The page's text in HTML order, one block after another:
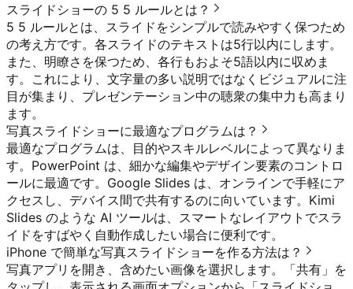
スライドショーの 5 5 ルールとは？
5 5 ルールとは、スライドをシンプルで読みやすく保つため
の考え方です。各スライドのテキストは5行以内にします。
また、明瞭さを保つため、各行もおよそ5語以内に収めま
す。これにより、文字量の多い説明ではなくビジュアルに注
目が集まり、プレゼンテーション中の聴衆の集中力も高まり
ます。
写真スライドショーに最適なプログラムは？
最適なプログラムは、目的やスキルレベルによって異なりま
す。PowerPoint は、細かな編集やデザイン要素のコントロ
ールに最適です。Google Slides は、オンラインで手軽にア
クセスし、デバイス間で共有するのに向いています。Kimi
Slides のような AI ツールは、スマートなレイアウトでスラ
イドをすばやく自動作成したい場合に便利です。
iPhone で簡単な写真スライドショーを作る方法は？
写真アプリを開き、含めたい画像を選択します。「共有」を